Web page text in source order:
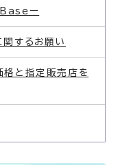
Baseー
するお願い
格と指定販売店を